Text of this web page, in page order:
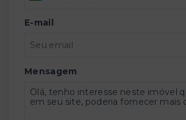
E-mail
Mensagem